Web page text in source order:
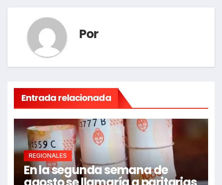
Por
Entrada relacionada
REGIONALES
En la segunda semana de